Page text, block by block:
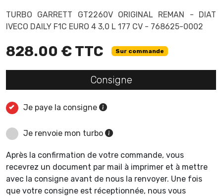
TURBO GARRETT GT2260V ORIGINAL REMAN - DIAT
IVECO DAILY F1C EURO 4 3,0 L 177 CV - 768625-0002
828.00 € TTC Sur commande
Consigne
Je paye la consigne
Je renvoie mon turbo
Après la confirmation de votre commande, vous
recevrez un document par mail à imprimer et à mettre
avec la consigne avant de nous la renvoyer. Une fois
que votre consigne est réceptionnée, nous vous